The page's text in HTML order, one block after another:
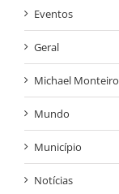
Eventos
Geral
Michael Monteiro
Mundo
Município
Notícias